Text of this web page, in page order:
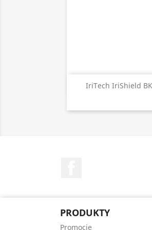
IriTech IriShield
Szybki
PRODUKTY
Promocje